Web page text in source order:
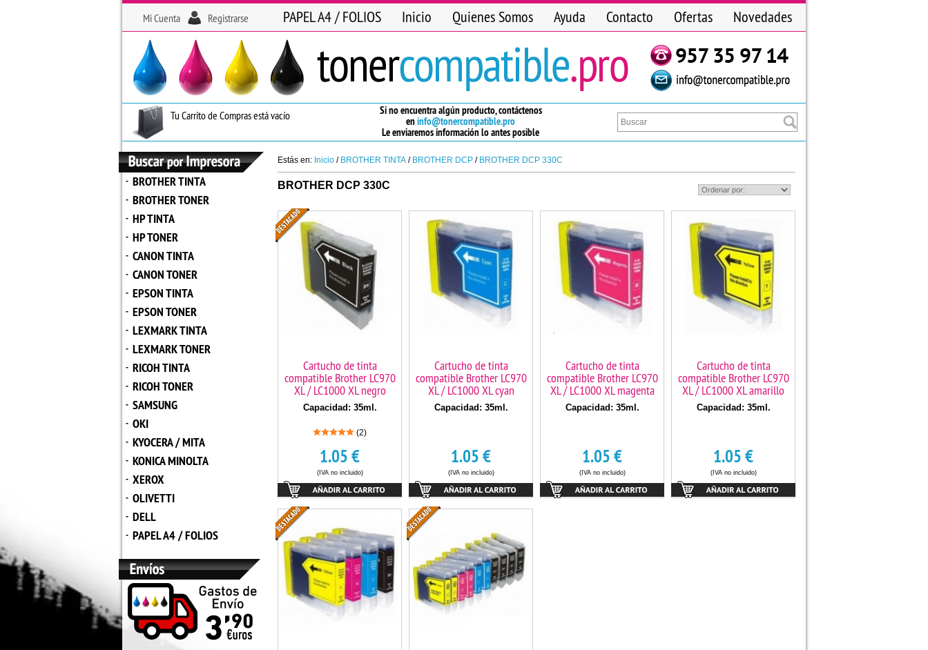
Mi Cuenta Registrarse PAPEL A4 / FOLIOS Inicio Quienes Somos Ayuda Contacto Ofertas Novedades
Si no encuentra algún producto, contáctenos
eninfo@tonercompatible.pro
Le enviaremos información lo antes posible
Tu Carrito de Compras está vacío
- BROTHER TINTA
- BROTHER TONER
- HP TINTA
- HP TONER
- CANON TINTA
- CANON TONER
- EPSON TINTA
- EPSON TONER
- LEXMARK TINTA
- LEXMARK TONER
- RICOH TINTA
- RICOH TONER
- SAMSUNG
- OKI
- KYOCERA / MITA
- KONICA MINOLTA
- XEROX
- OLIVETTI
- DELL
- PAPEL A4 / FOLIOS
Estás en: Inicio / BROTHER TINTA / BROTHER DCP / BROTHER DCP 330C
BROTHER DCP 330C
Cartucho de tinta
compatible Brother LC970
XL / LC1000 XL negro
Capacidad: 35ml.
(2)
1.05€
(IVA no incluido)
Cartucho de tinta
compatible Brother LC970
XL / LC1000 XL cyan
Capacidad: 35ml.
1.05€
(IVA no incluido)
Cartucho de tinta
compatible Brother LC970
XL / LC1000 XL magenta
Capacidad: 35ml.
1.05€
(IVA no incluido)
Cartucho de tinta
compatible Brother LC970
XL / LC1000 XL amarillo
Capacidad: 35ml.
1.05€
(IVA no incluido)